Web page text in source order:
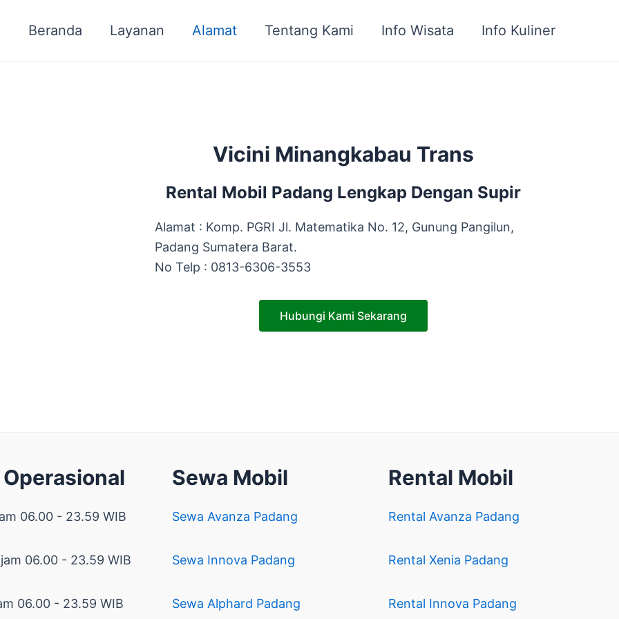
Beranda Layanan Alamat Tentang Kami Info Wisata Info Kuliner
Vicini Minangkabau Trans
Rental Mobil Padang Lengkap Dengan Supir
Alamat : Komp. PGRI Jl. Matematika No. 12, Gunung Pangilun,
Padang Sumatera Barat.
No Telp : 0813-6306-3553
Hubungi Kami Sekarang
06.00 - 23.59 WIB
06.00 - 23.59 WIB
06.00 - 23.59 WIB
Sewa Mobil
Sewa Avanza Padang
Sewa Innova Padang
Sewa Alphard Padang
Rental Mobil
Rental Avanza Padang
Rental Xenia Padang
Rental Innova Padang